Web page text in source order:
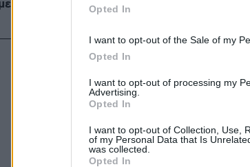
Opted In
I want to opt-out of the Sale of my
Opted In
I want to opt-out of processing my
Advertising.
Opted In
I want to opt-out of Collection, Use,
of my Personal Data that Is
was collected.
Opted In